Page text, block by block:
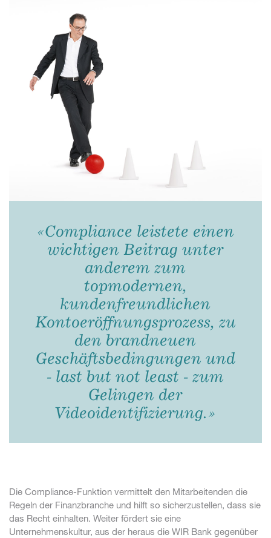
«Compliance leistete einen
wichtigen Beitrag unter
anderem zum
topmodernen,
kundenfreundlichen
Kontoeröffnungsprozess, zu
den brandneuen
Geschäftsbedingungen und
- last but not least - zum
Gelingen der
Videoidentifizierung.»
Die Compliance-Funktion vermittelt den Mitarbeitenden die
Regeln der Finanzbranche und hilft so sicherzustellen, dass sie
das Recht einhalten. Weiter fördert sie eine
Unternehmenskultur, aus der heraus die WIR Bank gegenüber